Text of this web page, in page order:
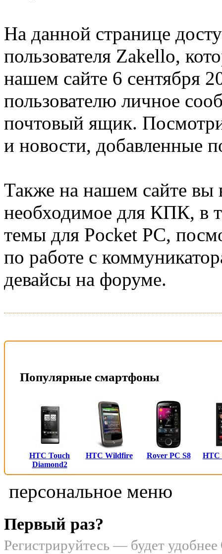
На данной странице
пользователя Zakello,
нашем сайте 6 сентября
пользователю личное
почтовый ящик.
и новости, добавленные
Также на нашем сайте вы
необходимое для КПК, в
темы для Pocket PC,
по работе с
девайсы на форуме.
Популярные смартфоны
HTC Touch
Diamond2
HTC Wildfire Rover PC S8 HTC
персональное меню
Первый раз?
Регистрируйтесь — будет удобнее